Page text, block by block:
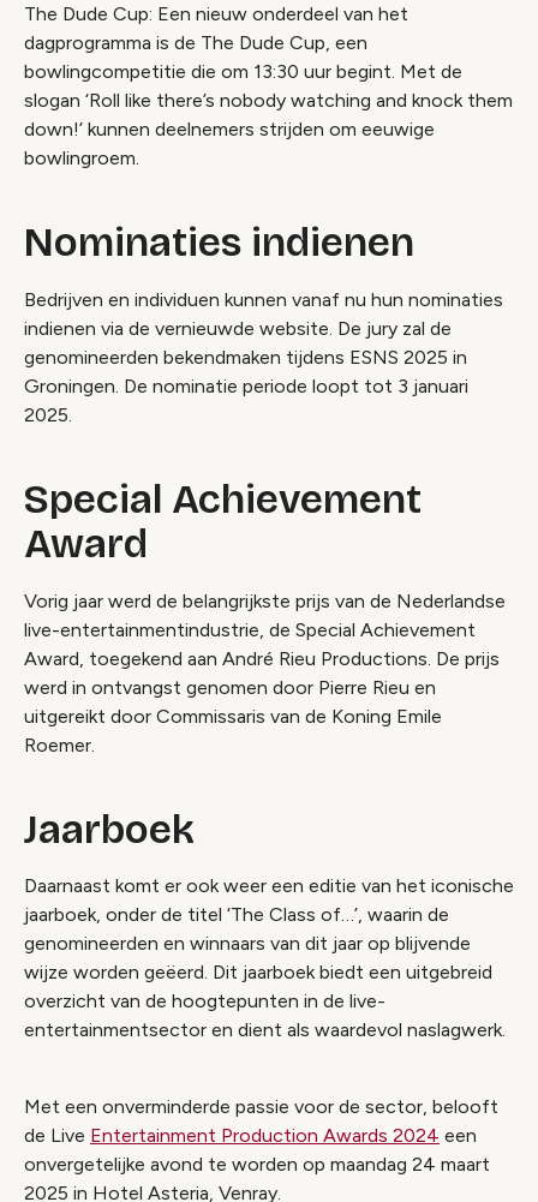
The Dude Cup: Een nieuw onderdeel van het
dagprogramma is de The Dude Cup, een
bowlingcompetitie die om 13:30 uur begint. Met de
slogan ‘Roll like there’s nobody watching and knock them
down!’ kunnen deelnemers strijden om eeuwige
bowlingroem.
Nominaties indienen
Bedrijven en individuen kunnen vanaf nu hun nominaties
indienen via de vernieuwde website. De jury zal de
genomineerden bekendmaken tijdens ESNS 2025 in
Groningen. De nominatie periode loopt tot 3 januari
2025.
Special Achievement
Award
Vorig jaar werd de belangrijkste prijs van de Nederlandse
live-entertainmentindustrie, de Special Achievement
Award, toegekend aan André Rieu Productions. De prijs
werd in ontvangst genomen door Pierre Rieu en
uitgereikt door Commissaris van de Koning Emile
Roemer.
Jaarboek
Daarnaast komt er ook weer een editie van het iconische
jaarboek, onder de titel ‘The Class of…’, waarin de
genomineerden en winnaars van dit jaar op blijvende
wijze worden geëerd. Dit jaarboek biedt een uitgebreid
overzicht van de hoogtepunten in de live-
entertainmentsector en dient als waardevol naslagwerk.
Met een onverminderde passie voor de sector, belooft
de Live Entertainment Production Awards 2024 een
onvergetelijke avond te worden op maandag 24 maart
2025 in Hotel Asteria, Venray.